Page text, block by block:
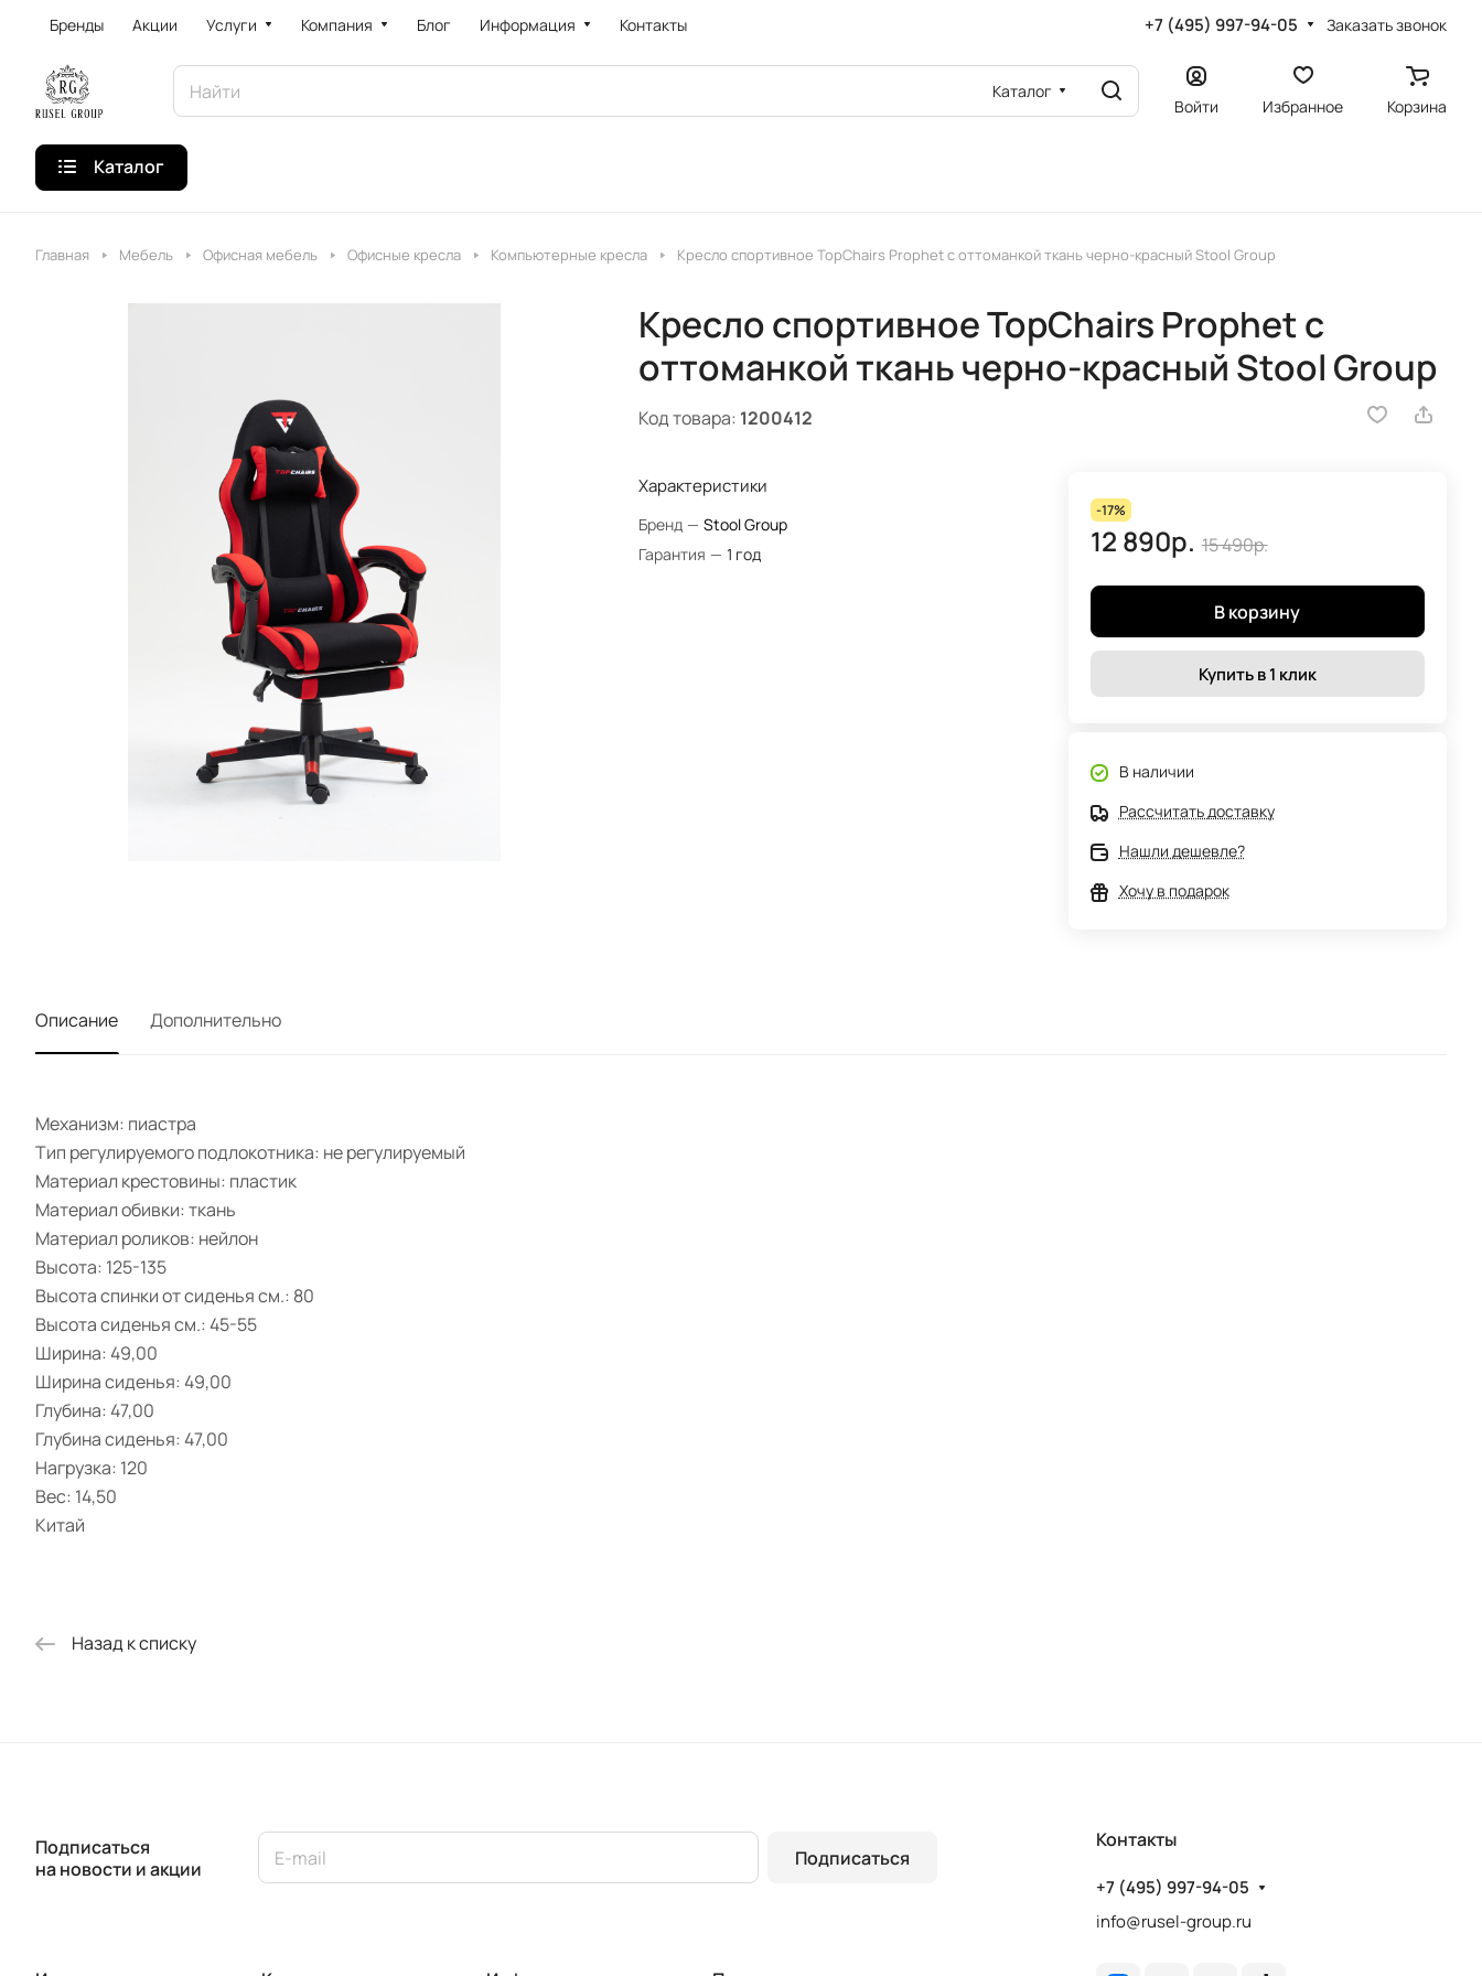
Бренды Акции Услуги Компания Блог Информация Контакты +7 (495) 997-94-05 Заказать звонок
Каталог
Войти Избранное Корзина
Каталог
Главная Мебель Офисная мебель Офисные кресла Компьютерные кресла Кресло спортивное TopChairs Prophet с оттоманкой ткань черно-красный Stool Group
Кресло спортивное TopChairs Prophet с
оттоманкой ткань черно-красный Stool Group
Код товара: 1200412
Характеристики
Бренд — Stool Group
Гарантия — 1 год
-17%
12 890р. 15 490р.
В корзину
Купить в 1 клик
В наличии
Рассчитать доставку
Нашли дешевле?
Хочу в подарок
Описание Дополнительно
Механизм: пиастра
Тип регулируемого подлокотника: не регулируемый
Материал крестовины: пластик
Материал обивки: ткань
Материал роликов: нейлон
Высота: 125-135
Высота спинки от сиденья см.: 80
Высота сиденья см.: 45-55
Ширина: 49,00
Ширина сиденья: 49,00
Глубина: 47,00
Глубина сиденья: 47,00
Нагрузка: 120
Вес: 14,50
Китай
Назад к списку
Подписаться
на новости и акции
Подписаться
Контакты
+7 (495) 997-94-05
info@rusel-group.ru